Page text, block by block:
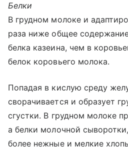
Белки
В грудном молоке и
раза ниже общее
белка казеина, чем в
белок коровьего молока.
Попадая в кислую среду
сворачивается и образует
сгустки. В грудном молоке
а белки молочной
более нежные и мелкие